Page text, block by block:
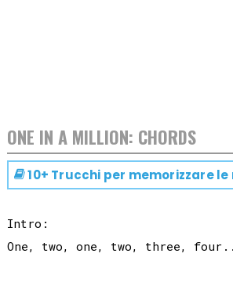
ONE IN A MILLION: CHORDS
10+ Trucchi per memorizzare le
Intro:
One, two, one, two, three,